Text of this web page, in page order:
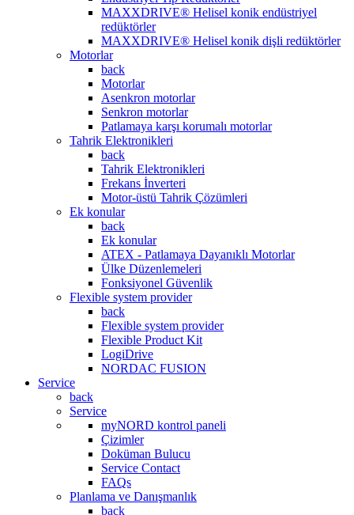
MAXXDRIVE® Helisel konik endüstriyel
redüktörler
MAXXDRIVE® Helisel konik dişli redüktörler
Motorlar
back
Motorlar
Asenkron motorlar
Senkron motorlar
Patlamaya karşı korumalı motorlar
Tahrik Elektronikleri
back
Tahrik Elektronikleri
Frekans İnverteri
Motor-üstü Tahrik Çözümleri
Ek konular
back
Ek konular
ATEX - Patlamaya Dayanıklı Motorlar
Ülke Düzenlemeleri
Fonksiyonel Güvenlik
Flexible system provider
back
Flexible system provider
Flexible Product Kit
LogiDrive
NORDAC FUSION
Service
back
Service
myNORD kontrol paneli
Çizimler
Doküman Bulucu
Service Contact
FAQs
Planlama ve Danışmanlık
back